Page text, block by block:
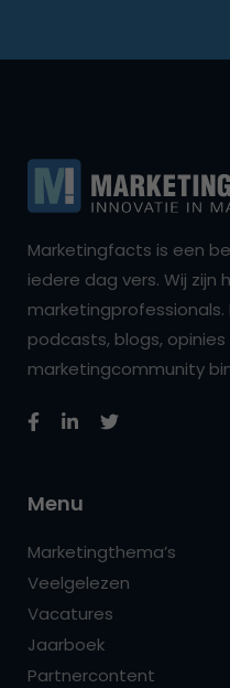
Marketingfacts is een
iedere dag vers. Wij
marketingprofessionals.
podcasts, blogs,
marketingcommunity
Menu
Marketingthema’s
Veelgelezen
Vacatures
Jaarboek
Partnercontent